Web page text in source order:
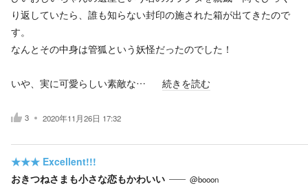
り返していたら、誰も知らない封印の施された箱が出てきたので
す。
なんとその中身は管狐という妖怪だったのでした！
いや、実に可愛らしい素敵な… 続きを読む
3 2020年11月26日 17:32
★★★ Excellent!!!
おきつねさまも小さな恋もかわいい
@booon